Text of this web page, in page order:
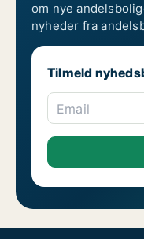
om nye
nyheder fra
Tilmeld
Email